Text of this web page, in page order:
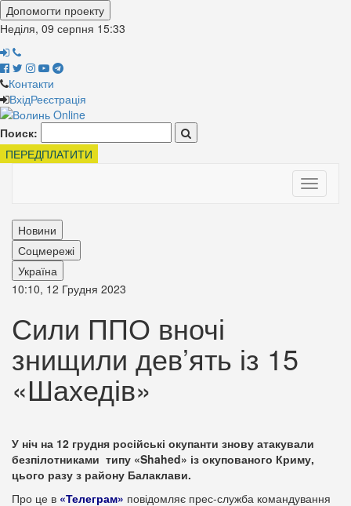
Допомогти проекту
Неділя, 09 серпня 15:33
Контакти
ВхідРеєстрація
Поиск:
ПЕРЕДПЛАТИТИ
Toggle
Новини
Соцмережі
Україна
10:10, 12 Грудня 2023
Сили ППО вночі
знищили дев’ять із 15
«Шахедів»
У ніч на 12 грудня російські окупанти знову атакували
безпілотниками типу «Shahed» із окупованого Криму,
цього разу з району Балаклави.
Про це в «Телеграм» повідомляє прес-служба командування